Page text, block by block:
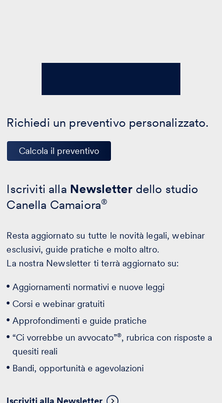
Richiedi un preventivo personalizzato.
Calcola il preventivo
Iscriviti alla Newsletter dello studio
Canella Camaiora®
Resta aggiornato su tutte le novità legali, webinar
esclusivi, guide pratiche e molto altro.
La nostra Newsletter ti terrà aggiornato su:
Aggiornamenti normativi e nuove leggi
Corsi e webinar gratuiti
Approfondimenti e guide pratiche
“Ci vorrebbe un avvocato”®, rubrica con risposte a
quesiti reali
Bandi, opportunità e agevolazioni
Iscriviti alla Newsletter